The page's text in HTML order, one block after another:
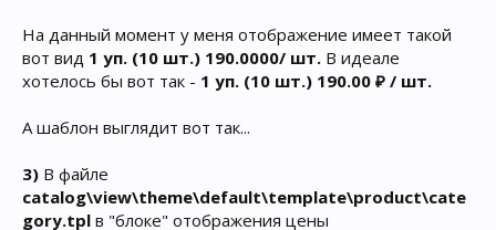
На данный момент у меня отображение имеет такой
вот вид 1 уп. (10 шт.) 190.0000/ шт. В идеале
хотелось бы вот так - 1 уп. (10 шт.) 190.00 ₽ / шт.
А шаблон выглядит вот так...
3) В файле
catalog\view\theme\default\template\product\cate
gory.tpl в "блоке" отображения цены